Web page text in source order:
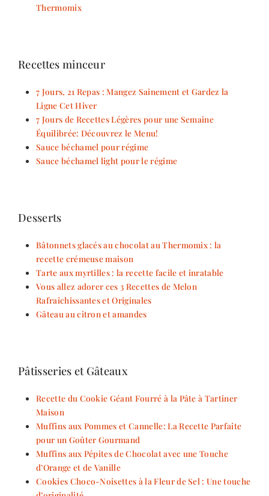
Thermomix
Recettes minceur
7 Jours, 21 Repas : Mangez Sainement et Gardez la
Ligne Cet Hiver
7 Jours de Recettes Légères pour une Semaine
Équilibrée: Découvrez le Menu!
Sauce béchamel pour régime
Sauce béchamel light pour le régime
Desserts
Bâtonnets glacés au chocolat au Thermomix : la
recette crémeuse maison
Tarte aux myrtilles : la recette facile et inratable
Vous allez adorer ces 3 Recettes de Melon
Rafraîchissantes et Originales
Gâteau au citron et amandes
Pâtisseries et Gâteaux
Recette du Cookie Géant Fourré à la Pâte à Tartiner
Maison
Muffins aux Pommes et Cannelle: La Recette Parfaite
pour un Goûter Gourmand
Muffins aux Pépites de Chocolat avec une Touche
d’Orange et de Vanille
Cookies Choco-Noisettes à la Fleur de Sel : Une touche